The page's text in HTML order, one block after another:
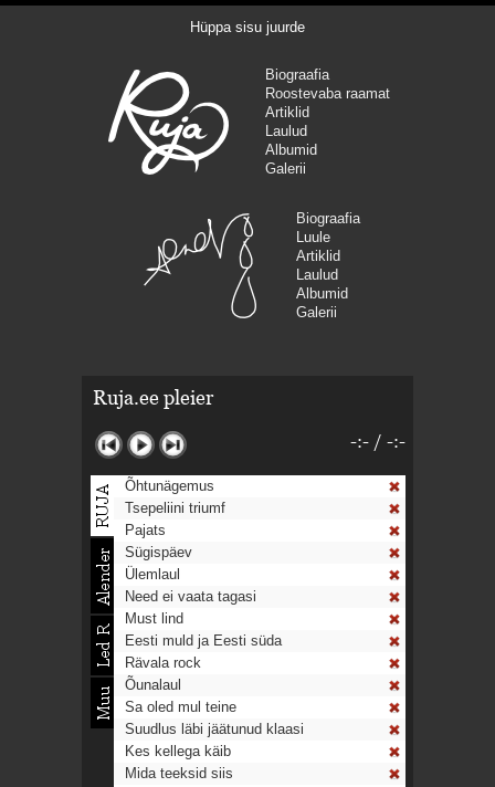
Hüppa sisu juurde
Biograafia
Roostevaba raamat
Artiklid
Laulud
Albumid
Galerii
Biograafia
Luule
Artiklid
Laulud
Albumid
Galerii
Ruja.ee pleier
-:- / -:-
Õhtunägemus
Tsepeliini triumf
Pajats
Sügispäev
Ülemlaul
Need ei vaata tagasi
Must lind
Eesti muld ja Eesti süda
Rävala rock
Õunalaul
Sa oled mul teine
Suudlus läbi jäätunud klaasi
Kes kellega käib
Mida teeksid siis